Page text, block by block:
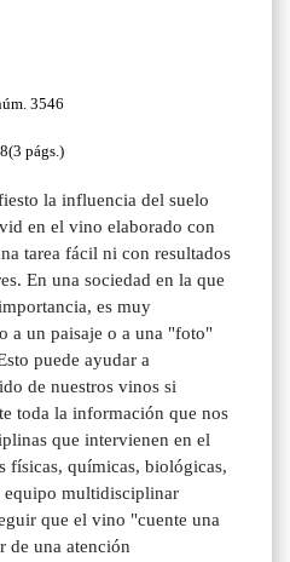
3546
págs.)
la influencia del suelo
en el vino elaborado con
tarea fácil ni con resultados
En una sociedad en la que
es muy
a un paisaje o a una "foto"
puede ayudar a
de nuestros vinos si
toda la información que nos
que intervienen en el
físicas, químicas, biológicas,
equipo multidisciplinar
que el vino "cuente una
de una atención